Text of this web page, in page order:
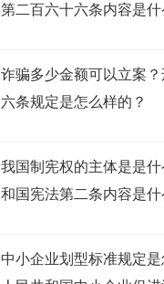
第二百六十六条内容是什
诈骗多少金额可以立案
六条规定是怎么样的？
我国制宪权的主体是是
和国宪法第二条内容是什
中小企业划型标准规定